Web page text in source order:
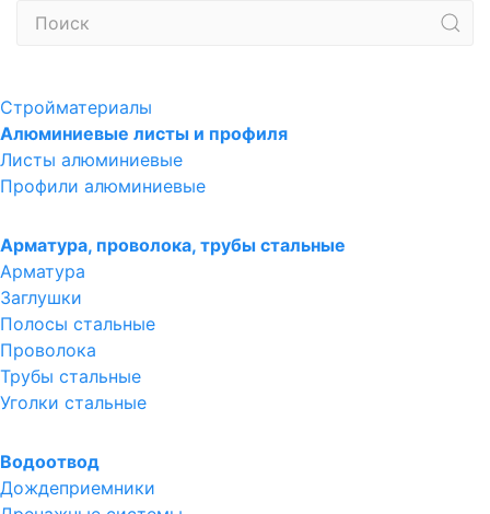
Стройматериалы
Алюминиевые листы и профиля
Листы алюминиевые
Профили алюминиевые
Арматура, проволока, трубы стальные
Арматура
Заглушки
Полосы стальные
Проволока
Трубы стальные
Уголки стальные
Водоотвод
Дождеприемники